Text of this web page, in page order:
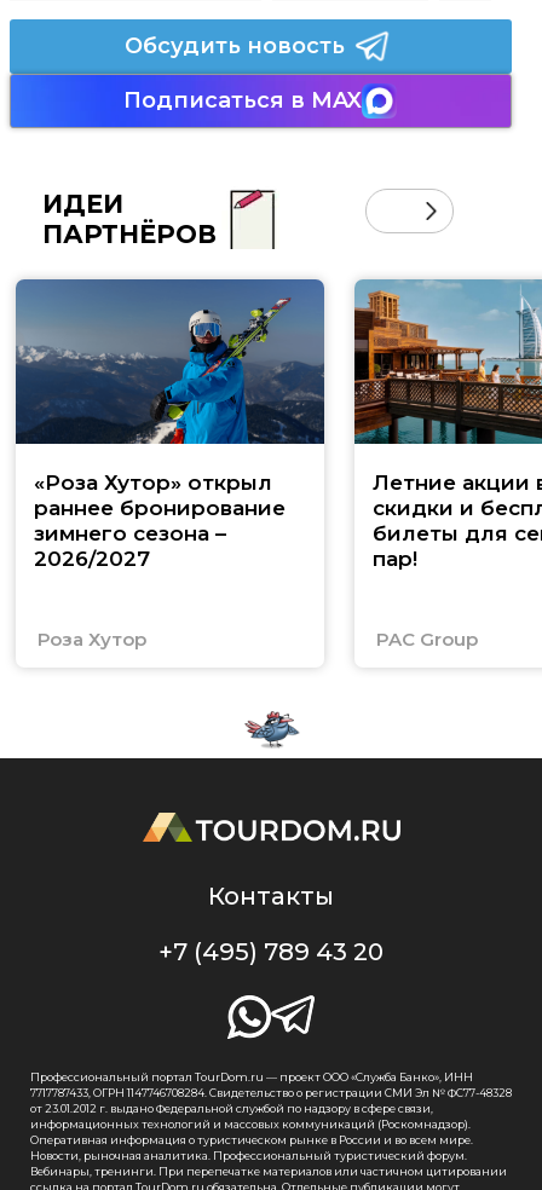
Обсудить новость
Подписаться в MAX
ИДЕИ
ПАРТНЁРОВ
«Роза Хутор» открыл
раннее бронирование
зимнего сезона –
2026/2027
Роза Хутор
Летние акции
скидки и
билеты для
пар!
PAC Group
Контакты
+7 (495) 789 43 20
Профессиональный портал TourDom.ru — проект ООО «Служба Банко», ИНН
7717787433, ОГРН 1147746708284. Свидетельство о регистрации СМИ Эл № ФС77-48328
от 23.01.2012 г. выдано Федеральной службой по надзору в сфере связи,
информационных технологий и массовых коммуникаций (Роскомнадзор).
Оперативная информация о туристическом рынке в России и во всем мире.
Новости, рыночная аналитика. Профессиональный туристический форум.
Вебинары, тренинги. При перепечатке материалов или частичном цитировании
ссылка на портал TourDom.ru обязательна. Отдельные публикации могут